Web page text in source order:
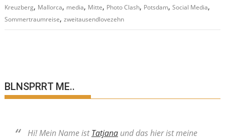
Kreuzberg, Mallorca, media, Mitte, Photo Clash, Potsdam,Social Media,
Sommertraumreise,zweitausendlovezehn
BLNSPRRT ME..
Hi! Mein Name istTatjana und das hier ist meine